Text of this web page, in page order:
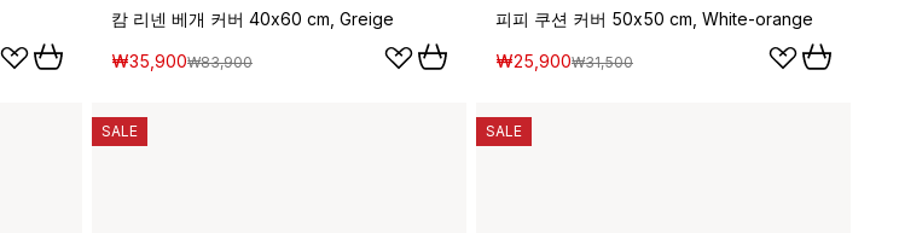
캄 리넨 베개 커버 40x60 cm, Greige
₩35,900₩83,900
피피 쿠션 커버 50x50 cm, White-orange
₩25,900₩31,500
SALE SALE